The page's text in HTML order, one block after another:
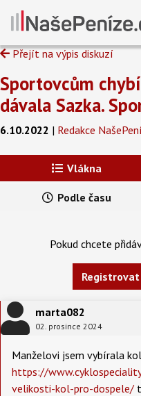
Přejít na výpis diskuzí
Sportovcům
dávala Sazka.
6.10.2022 | Redakce
Vlákna
Podle času
Pokud chcete
Registrovat
marta082
02. prosince 2024
Manželovi jsem vybírala
https://www.cyklospeciality
velikosti-kol-pro-dospele/